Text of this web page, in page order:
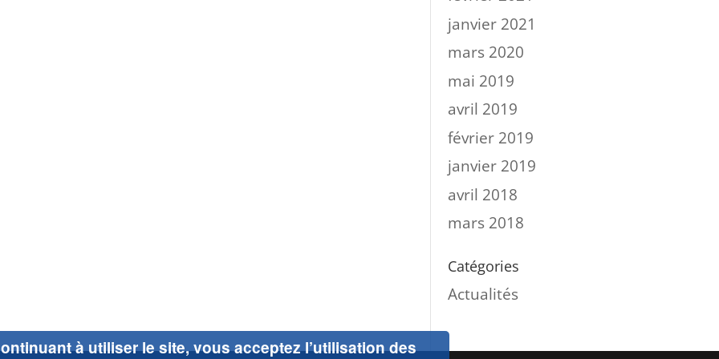
janvier 2021
mars 2020
mai 2019
avril 2019
février 2019
janvier 2019
avril 2018
mars 2018
Catégories
Actualités
à utiliser le site, vous acceptez l’utilisation des